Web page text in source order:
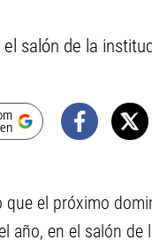
salón de la
en
que el próximo
año, en el salón de